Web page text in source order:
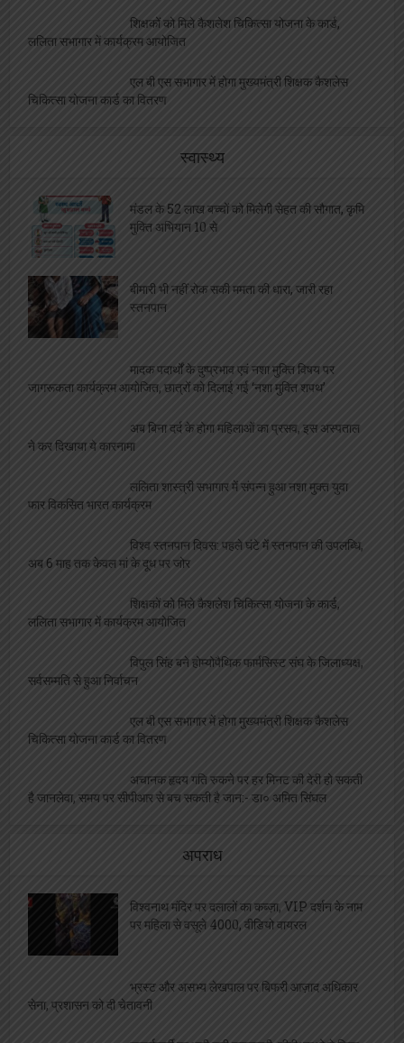
शिक्षकों को मिले कैशलेश चिकित्सा योजना के कार्ड,
ललिता सभागार में कार्यक्रम आयोजित
एल बी एस सभागार में होगा मुख्यमंत्री शिक्षक कैशलेस
चिकित्सा योजना कार्ड का वितरण
स्वास्थ्य
मंडल के 52 लाख बच्चों को मिलेगी सेहत की सौगात, कृमि
मुक्ति अभियान 10 से
बीमारी भी नहीं रोक सकी ममता की धारा, जारी रहा
स्तनपान
मादक पदार्थों के दुष्प्रभाव एवं नशा मुक्ति विषय पर
जागरूकता कार्यक्रम आयोजित, छात्रों को दिलाई गई ‘नशा मुक्ति शपथ’
अब बिना दर्द के होगा महिलाओं का प्रसव, इस अस्पताल
ने कर दिखाया ये कारनामा
ललिता शास्त्री सभागार में संपन्न हुआ नशा मुक्त युवा
फार विकसित भारत कार्यक्रम
विश्व स्तनपान दिवस: पहले घंटे में स्तनपान की उपलब्धि,
अब 6 माह तक केवल मां के दूध पर जोर
शिक्षकों को मिले कैशलेश चिकित्सा योजना के कार्ड,
ललिता सभागार में कार्यक्रम आयोजित
विपुल सिंह बने होम्योपैथिक फार्मसिस्ट संघ के जिलाध्यक्ष,
सर्वसम्मति से हुआ निर्वाचन
एल बी एस सभागार में होगा मुख्यमंत्री शिक्षक कैशलेस
चिकित्सा योजना कार्ड का वितरण
अचानक हृदय गति रुकने पर हर मिनट की देरी हो सकती
है जानलेवा, समय पर सीपीआर से बच सकती है जान:- डा० अमित सिंघल
अपराध
विश्वनाथ मंदिर पर दलालों का कब्ज़ा, VIP दर्शन के नाम
पर महिला से वसूले 4000, वीडियो वायरल
भ्रस्ट और असभ्य लेखपाल पर बिफरी आज़ाद अधिकार
सेना, प्रशासन को दी चेतावनी